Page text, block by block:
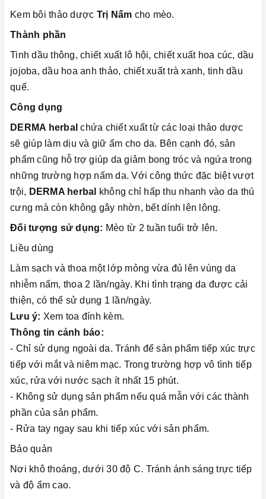
Kem bôi thảo dược Trị Nấm cho mèo.
Thành phần
Tinh dầu thông, chiết xuất lô hội, chiết xuất hoa cúc, dầu
jojoba, dầu hoa anh thảo, chiết xuất trà xanh, tinh dầu
quế.
Công dụng
DERMA herbal chứa chiết xuất từ các loại thảo dược
sẽ giúp làm dịu và giữ ẩm cho da. Bên cạnh đó, sản
phẩm cũng hỗ trợ giúp da giảm bong tróc và ngứa trong
những trường hợp nấm da. Với công thức đặc biệt vượt
trội, DERMA herbal
không chỉ hấp thu nhanh vào da thú
cưng mà còn không gây nhờn, bết dính lên lông.
Đối tượng sử dụng: Mèo từ 2 tuần tuổi trở lên.
Liều dùng
Làm sạch và thoa một lớp mỏng vừa đủ lên vùng da
nhiễm nấm, thoa 2 lần/ngày. Khi tình trạng da được cải
thiện, có thể sử dụng 1 lần/ngày.
Lưu ý: Xem toa đính kèm.
Thông tin cảnh báo:
- Chỉ sử dụng ngoài da. Tránh để sản phẩm tiếp xúc trực
tiếp với mắt và niêm mạc. Trong trường hợp vô tình tiếp
xúc, rửa với nước sạch ít nhất 15 phút.
- Không sử dụng sản phẩm nếu quá mẫn với các thành
phần của sản phẩm.
- Rửa tay ngay sau khi tiếp xúc với sản phẩm.
Bảo quản
Nơi khô thoáng, dưới 30 độ C. Tránh ánh sáng trực tiếp
và độ ẩm cao.